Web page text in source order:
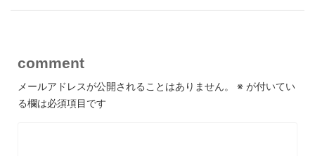
comment
メールアドレスが公開されることはありません。 ※ が付いてい
る欄は必須項目です